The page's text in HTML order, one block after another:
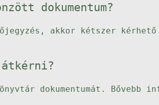
dokumentum?
akkor kétszer
dokumentumát. Bővebb